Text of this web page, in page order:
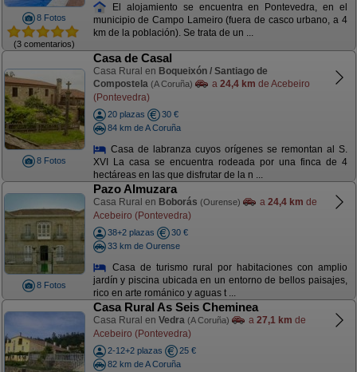
8 Fotos
(3 comentarios)
El alojamiento se encuentra en Pontevedra, en el
municipio de Campo Lameiro (fuera de casco urbano, a 4
km de la población). Se trata de un ...
8 Fotos
Casa de Casal
Casa Rural en Boqueixón / Santiago de
Compostela (A Coruña) a 24,4 km de Acebeiro
(Pontevedra)
20 plazas
30 €
84 km de A Coruña
Casa de labranza cuyos orígenes se remontan al S.
XVI La casa se encuentra rodeada por una finca de 4
hectáreas en las que disfrutar de la n ...
8 Fotos
Pazo Almuzara
Casa Rural en Boborás (Ourense) a 24,4 km de
Acebeiro (Pontevedra)
38+2 plazas
30 €
33 km de Ourense
Casa de turismo rural por habitaciones con amplio
jardín y piscina ubicada en un entorno de bellos paisajes,
rico en arte románico y aguas t ...
Casa Rural As Seis Cheminea
Casa Rural en Vedra (A Coruña) a 27,1 km de
Acebeiro (Pontevedra)
2-12+2 plazas
25 €
82 km de A Coruña